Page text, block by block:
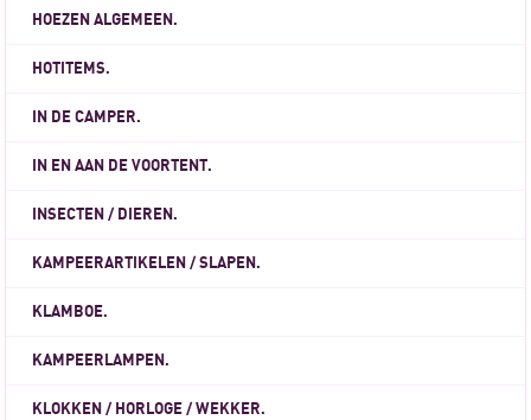
HOEZEN ALGEMEEN.
HOTITEMS.
IN DE CAMPER.
IN EN AAN DE VOORTENT.
INSECTEN / DIEREN.
KAMPEERARTIKELEN / SLAPEN.
KLAMBOE.
KAMPEERLAMPEN.
KLOKKEN / HORLOGE / WEKKER.